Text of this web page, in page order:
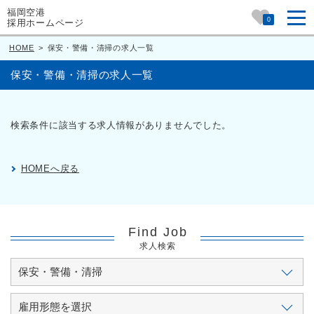
福岡空港
採用ホームページ
0
HOME > 保安・警備・清掃の求人一覧
保安・警備・清掃の求人一覧
検索条件に該当する求人情報がありませんでした。
HOMEへ戻る
Find Job
求人検索